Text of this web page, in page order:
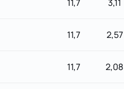
11,7 3,11
11,7 2,57
11,7 2,08